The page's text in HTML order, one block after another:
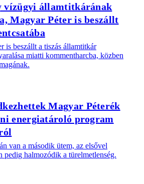
vízügyi államtitkárának
Magyar Péter is beszállt
is beszállt a tiszás államtitkár
miatti kommentharcba, közben
Magyar Péterék
energiatároló program
van a második ütem, az elsővel
pedig halmozódik a türelmetlenség.